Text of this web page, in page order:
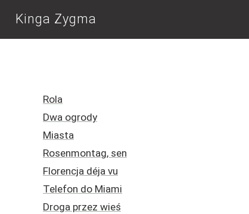
Kinga Zygma
Rola
Dwa ogrody
Miasta
Rosenmontag, sen
Florencja déja vu
Telefon do Miami
Droga przez wieś